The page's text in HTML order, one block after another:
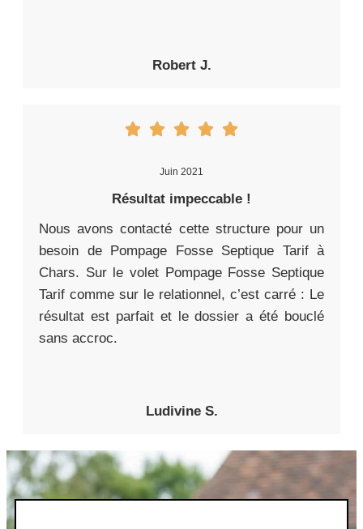
Robert J.
Juin 2021
Résultat impeccable !
Nous avons contacté cette structure pour un
besoin de Pompage Fosse Septique Tarif à
Chars. Sur le volet Pompage Fosse Septique
Tarif comme sur le relationnel, c’est carré : Le
résultat est parfait et le dossier a été bouclé
sans accroc.
Ludivine S.